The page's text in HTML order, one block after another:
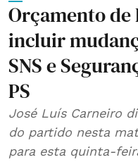
Orçamento de
incluir
SNS e
PS
José Luís Carneiro
do partido nesta
para esta quinta-